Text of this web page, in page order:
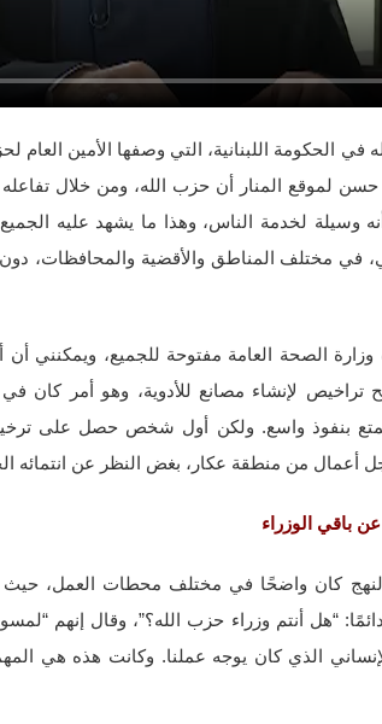
الحكومة اللبنانية، التي وصفها الأمين العام
حسن لموقع المنار أن حزب الله، ومن خلال
وسيلة لخدمة الناس، وهذا ما يشهد عليه
في مختلف المناطق والأقضية والمحافظات،
الصحة العامة مفتوحة للجميع، ويمكنني
تراخيص لإنشاء مصانع للأدوية، وهو أمر كان
بنفوذ واسع. ولكن أول شخص حصل على ترخيص
أعمال من منطقة عكار، بغض النظر عن انتمائه
باقي الوزراء
كان واضحًا في مختلف محطات العمل، حيث
“هل أنتم وزراء حزب الله؟”، وقال إنهم
الذي كان يوجه عملنا. وكانت هذه هي